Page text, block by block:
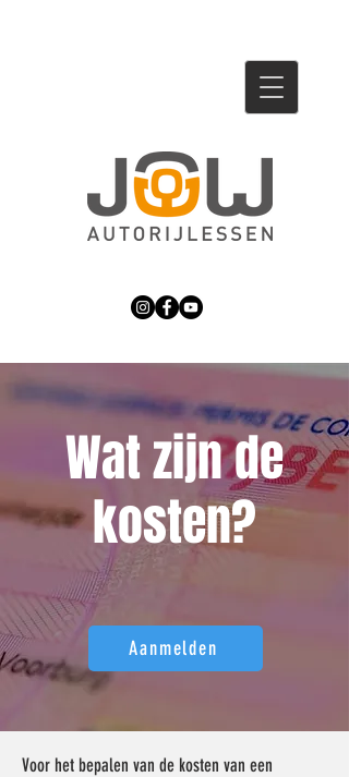
Wat zijn de
kosten?
Aanmelden
Voor het bepalen van de kosten van een